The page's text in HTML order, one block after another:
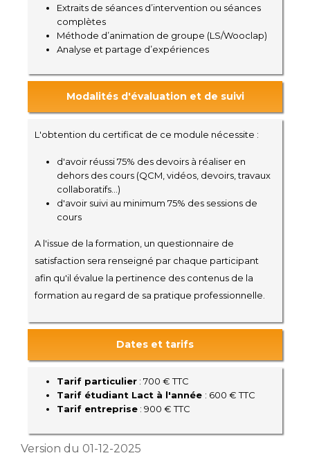
Extraits de séances d’intervention ou séances
complètes
Méthode d’animation de groupe (LS/Wooclap)
Analyse et partage d’expériences
Modalités d'évaluation et de suivi
L'obtention du certificat de ce module nécessite :
d'avoir réussi 75% des devoirs à réaliser en
dehors des cours (QCM, vidéos, devoirs, travaux
collaboratifs...)
d'avoir suivi au minimum 75% des sessions de
cours
A l'issue de la formation, un questionnaire de
satisfaction sera renseigné par chaque participant
afin qu'il évalue la pertinence des contenus de la
formation au regard de sa pratique professionnelle.
Dates et tarifs
Tarif particulier : 700 € TTC
Tarif étudiant Lact à l'année : 600 € TTC
Tarif entreprise : 900 € TTC
Version du 01-12-2025